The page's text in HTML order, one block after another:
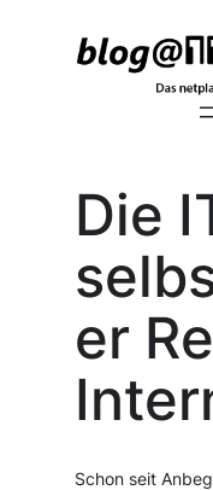
Die
er
Schon seit